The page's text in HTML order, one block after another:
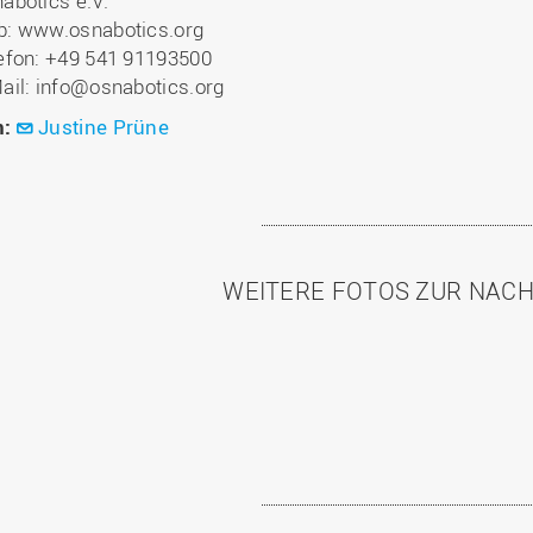
www.osnabotics.org
+49 541 91193500
info@osnabotics.org
Justine Prüne
WEITERE FOTOS ZUR